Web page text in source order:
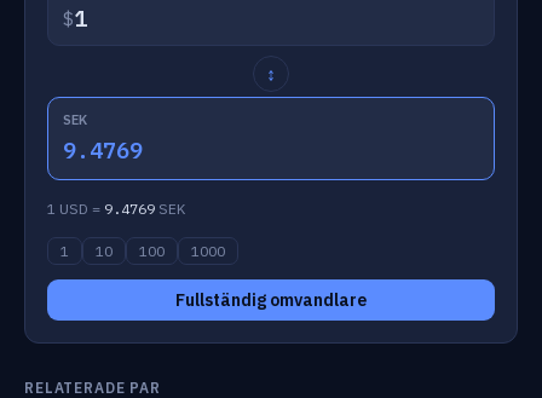
$
↕
SEK
9.4769
1 USD = 9.4769 SEK
1 10 100 1000
Fullständig omvandlare
RELATERADE PAR